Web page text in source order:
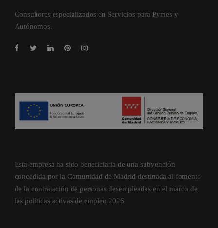
Consultores especializados en Servicios para Pymes y
Autónomos.
Esta empresa ha sido beneficiaria de una subvención
concedida por la Comunidad de Madrid destinada al fomento
de la contratación de personas desempleadas en el marco de
las políticas activas de empleo 2026